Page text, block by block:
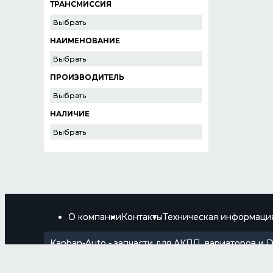
ТРАНСМИССИЯ
Выбрать
НАИМЕНОВАНИЕ
Выбрать
ПРОИЗВОДИТЕЛЬ
Выбрать
НАЛИЧИЕ
Выбрать
О компанииКонтактыТехническая
Kanban-Auto - запчасти для АКПП, вариаторов и